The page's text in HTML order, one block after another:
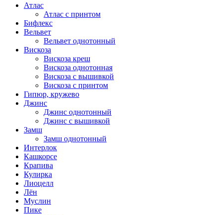
Атлас
Атлас с принтом
Бифлекс
Вельвет
Вельвет однотонный
Вискоза
Вискоза креш
Вискоза однотонная
Вискоза с вышивкой
Вискоза с принтом
Гипюр, кружево
Джинс
Джинс однотонный
Джинс с вышивкой
Замш
Замш однотонный
Интерлок
Кашкорсе
Крапива
Кулирка
Лиоцелл
Лён
Муслин
Пике